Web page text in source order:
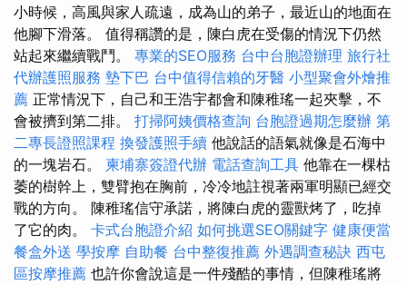
小時候，高風與家人疏遠，成為山的弟子，最近山的地面在
他腳下滑落。 值得稱讚的是，陳白虎在受傷的情況下仍然
站起來繼續戰鬥。 專業的SEO服務 台中台胞證辦理 旅行社
代辦護照服務 墊下巴 台中值得信賴的牙醫 小型聚會外燴推
薦 正常情況下，自己和王浩宇都會和陳稚瑤一起夾擊，不
會被擠到第二排。 打掃阿姨價格查詢 台胞證過期怎麼辦 第
二專長證照課程 換發護照手續 他說話的語氣就像是石海中
的一塊岩石。 柬埔寨簽證代辦 電話查詢工具 他靠在一棵枯
萎的樹幹上，雙臂抱在胸前，冷冷地註視著兩軍明顯已經交
戰的方向。 陳稚瑤信守承諾，將陳白虎的靈獸烤了，吃掉
了它的肉。 卡式台胞證介紹 如何挑選SEO關鍵字 健康便當
餐盒外送 學按摩 自助餐 台中整復推薦 外遇調查秘訣 西屯
區按摩推薦 也許你會說這是一件殘酷的事情，但陳稚瑤將